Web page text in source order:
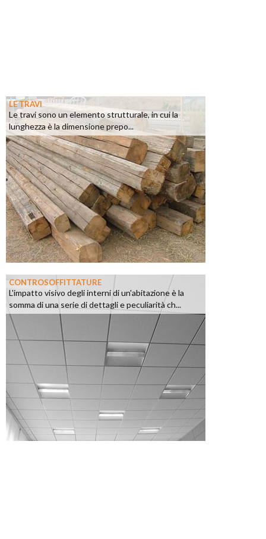
LE TRAVI
Le travi sono un elemento strutturale, in cui la
lunghezza è la dimensione prepo...
CONTROSOFFITTATURE
L'impatto visivo degli interni di un'abitazione è la
somma di una serie di dettagli e peculiarità ch...